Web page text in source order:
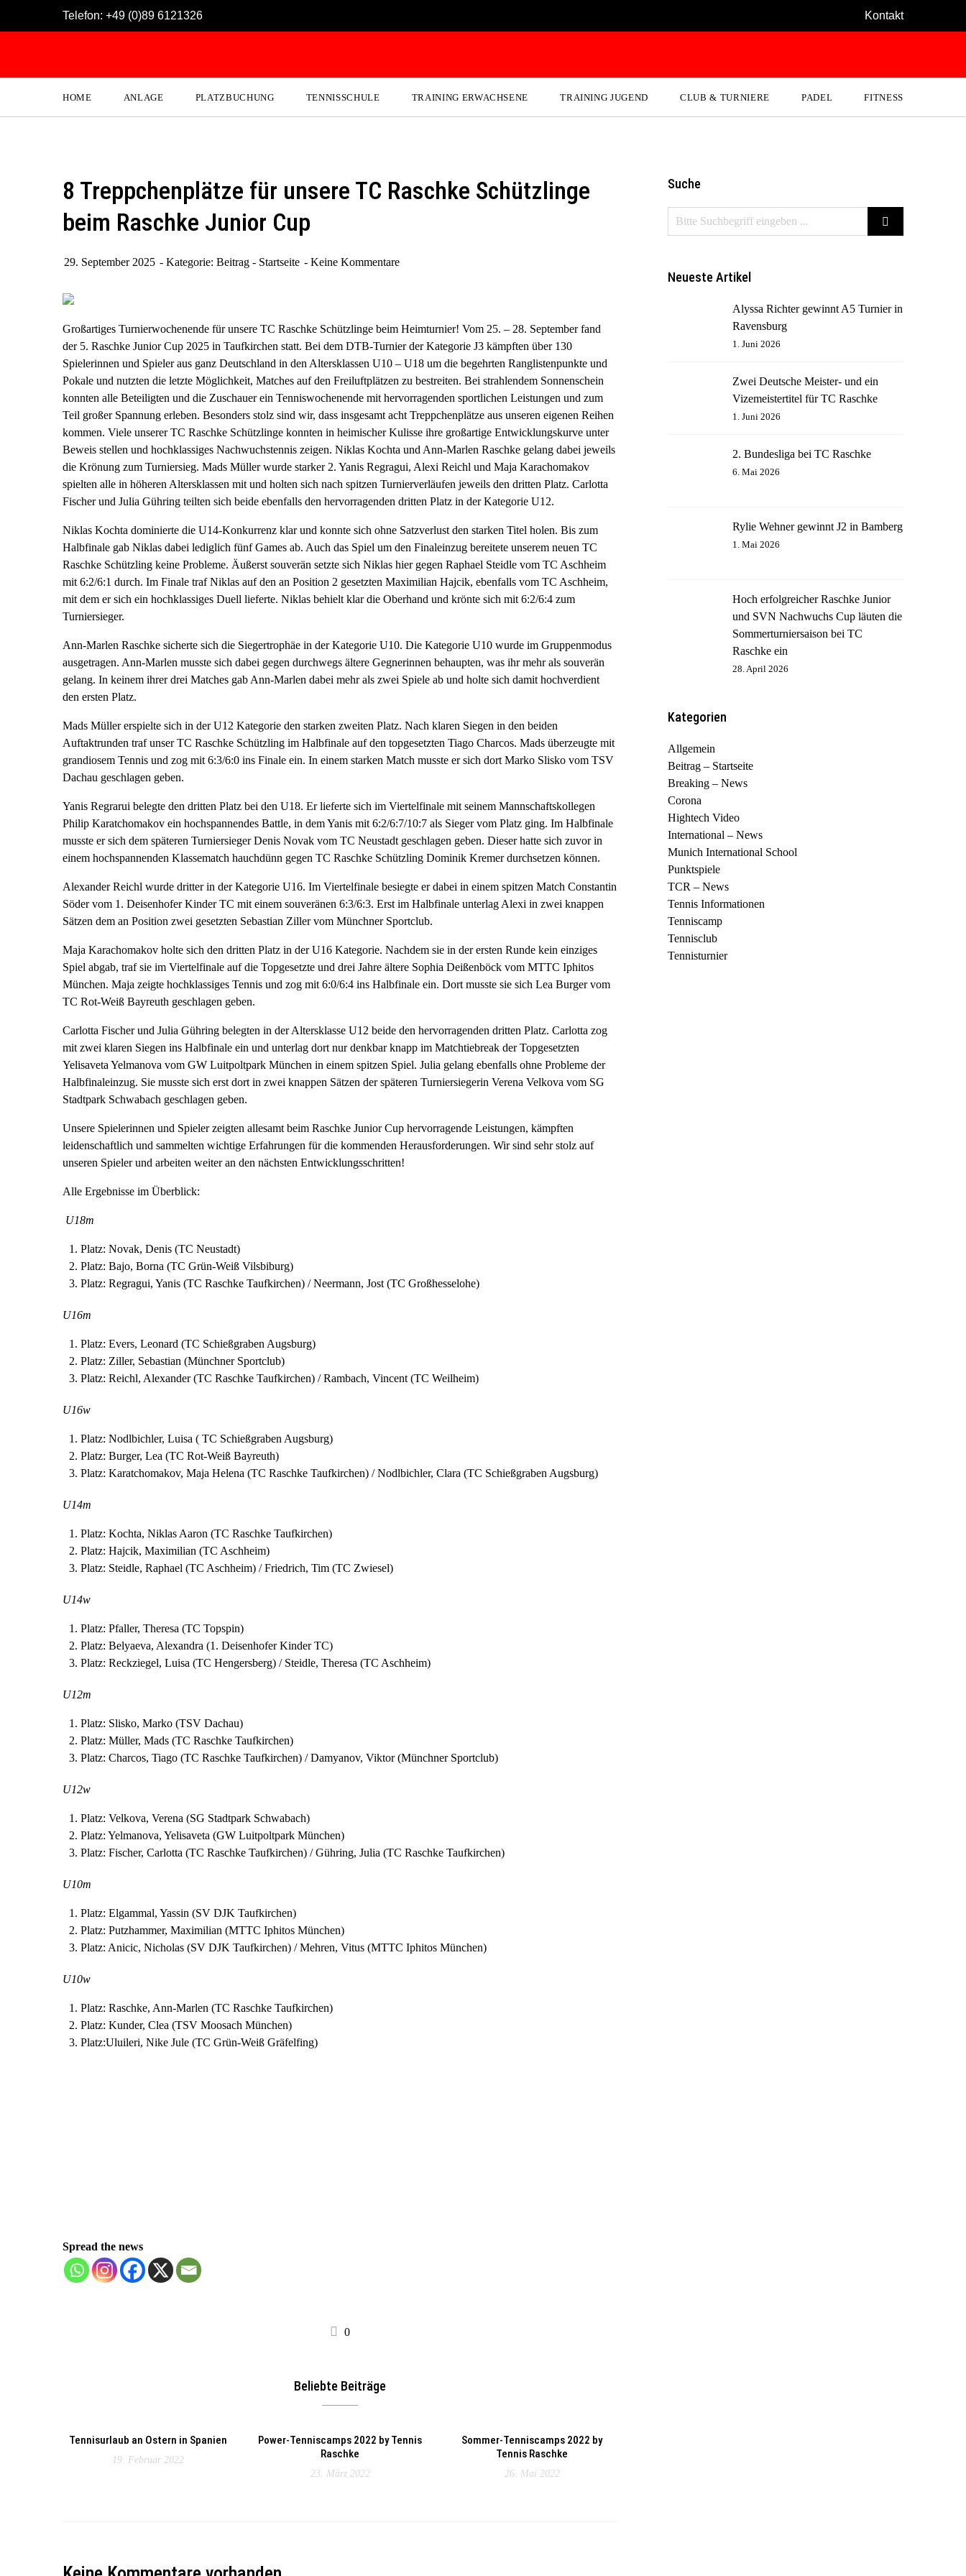
Telefon: +49 (0)89 6121326 Kontakt
HOME ANLAGE PLATZBUCHUNG TENNISSCHULE TRAINING ERWACHSENE TRAINING JUGEND CLUB & TURNIERE PADEL FITNESS
8 Treppchenplätze für unsere TC Raschke Schützlinge
beim Raschke Junior Cup
29. September 2025 Kategorie: Beitrag - Startseite Keine Kommentare
Großartiges Turnierwochenende für unsere TC Raschke Schützlinge beim Heimturnier! Vom 25. – 28. September fand
der 5. Raschke Junior Cup 2025 in Taufkirchen statt. Bei dem DTB-Turnier der Kategorie J3 kämpften über 130
Spielerinnen und Spieler aus ganz Deutschland in den Altersklassen U10 – U18 um die begehrten Ranglistenpunkte und
Pokale und nutzten die letzte Möglichkeit, Matches auf den Freiluftplätzen zu bestreiten. Bei strahlendem Sonnenschein
konnten alle Beteiligten und die Zuschauer ein Tenniswochenende mit hervorragenden sportlichen Leistungen und zum
Teil großer Spannung erleben. Besonders stolz sind wir, dass insgesamt acht Treppchenplätze aus unseren eigenen Reihen
kommen. Viele unserer TC Raschke Schützlinge konnten in heimischer Kulisse ihre großartige Entwicklungskurve unter
Beweis stellen und hochklassiges Nachwuchstennis zeigen. Niklas Kochta und Ann-Marlen Raschke gelang dabei jeweils
die Krönung zum Turniersieg. Mads Müller wurde starker 2. Yanis Regragui, Alexi Reichl und Maja Karachomakov
spielten alle in höheren Altersklassen mit und holten sich nach spitzen Turnierverläufen jeweils den dritten Platz. Carlotta
Fischer und Julia Gühring teilten sich beide ebenfalls den hervorragenden dritten Platz in der Kategorie U12.
Niklas Kochta dominierte die U14-Konkurrenz klar und konnte sich ohne Satzverlust den starken Titel holen. Bis zum
Halbfinale gab Niklas dabei lediglich fünf Games ab. Auch das Spiel um den Finaleinzug bereitete unserem neuen TC
Raschke Schützling keine Probleme. Äußerst souverän setzte sich Niklas hier gegen Raphael Steidle vom TC Aschheim
mit 6:2/6:1 durch. Im Finale traf Niklas auf den an Position 2 gesetzten Maximilian Hajcik, ebenfalls vom TC Aschheim,
mit dem er sich ein hochklassiges Duell lieferte. Niklas behielt klar die Oberhand und krönte sich mit 6:2/6:4 zum
Turniersieger.
Ann-Marlen Raschke sicherte sich die Siegertrophäe in der Kategorie U10. Die Kategorie U10 wurde im Gruppenmodus
ausgetragen. Ann-Marlen musste sich dabei gegen durchwegs ältere Gegnerinnen behaupten, was ihr mehr als souverän
gelang. In keinem ihrer drei Matches gab Ann-Marlen dabei mehr als zwei Spiele ab und holte sich damit hochverdient
den ersten Platz.
Mads Müller erspielte sich in der U12 Kategorie den starken zweiten Platz. Nach klaren Siegen in den beiden
Auftaktrunden traf unser TC Raschke Schützling im Halbfinale auf den topgesetzten Tiago Charcos. Mads überzeugte mit
grandiosem Tennis und zog mit 6:3/6:0 ins Finale ein. In einem starken Match musste er sich dort Marko Slisko vom TSV
Dachau geschlagen geben.
Yanis Regrarui belegte den dritten Platz bei den U18. Er lieferte sich im Viertelfinale mit seinem Mannschaftskollegen
Philip Karatchomakov ein hochspannendes Battle, in dem Yanis mit 6:2/6:7/10:7 als Sieger vom Platz ging. Im Halbfinale
musste er sich dem späteren Turniersieger Denis Novak vom TC Neustadt geschlagen geben. Dieser hatte sich zuvor in
einem hochspannenden Klassematch hauchdünn gegen TC Raschke Schützling Dominik Kremer durchsetzen können.
Alexander Reichl wurde dritter in der Kategorie U16. Im Viertelfinale besiegte er dabei in einem spitzen Match Constantin
Söder vom 1. Deisenhofer Kinder TC mit einem souveränen 6:3/6:3. Erst im Halbfinale unterlag Alexi in zwei knappen
Sätzen dem an Position zwei gesetzten Sebastian Ziller vom Münchner Sportclub.
Maja Karachomakov holte sich den dritten Platz in der U16 Kategorie. Nachdem sie in der ersten Runde kein einziges
Spiel abgab, traf sie im Viertelfinale auf die Topgesetzte und drei Jahre ältere Sophia Deißenböck vom MTTC Iphitos
München. Maja zeigte hochklassiges Tennis und zog mit 6:0/6:4 ins Halbfinale ein. Dort musste sie sich Lea Burger vom
TC Rot-Weiß Bayreuth geschlagen geben.
Carlotta Fischer und Julia Gühring belegten in der Altersklasse U12 beide den hervorragenden dritten Platz. Carlotta zog
mit zwei klaren Siegen ins Halbfinale ein und unterlag dort nur denkbar knapp im Matchtiebreak der Topgesetzten
Yelisaveta Yelmanova vom GW Luitpoltpark München in einem spitzen Spiel. Julia gelang ebenfalls ohne Probleme der
Halbfinaleinzug. Sie musste sich erst dort in zwei knappen Sätzen der späteren Turniersiegerin Verena Velkova vom SG
Stadtpark Schwabach geschlagen geben.
Unsere Spielerinnen und Spieler zeigten allesamt beim Raschke Junior Cup hervorragende Leistungen, kämpften
leidenschaftlich und sammelten wichtige Erfahrungen für die kommenden Herausforderungen. Wir sind sehr stolz auf
unseren Spieler und arbeiten weiter an den nächsten Entwicklungsschritten!
Alle Ergebnisse im Überblick:
U18m
Platz: Novak, Denis (TC Neustadt)
Platz: Bajo, Borna (TC Grün-Weiß Vilsbiburg)
Platz: Regragui, Yanis (TC Raschke Taufkirchen) / Neermann, Jost (TC Großhesselohe)
U16m
Platz: Evers, Leonard (TC Schießgraben Augsburg)
Platz: Ziller, Sebastian (Münchner Sportclub)
Platz: Reichl, Alexander (TC Raschke Taufkirchen) / Rambach, Vincent (TC Weilheim)
U16w
Platz: Nodlbichler, Luisa ( TC Schießgraben Augsburg)
Platz: Burger, Lea (TC Rot-Weiß Bayreuth)
Platz: Karatchomakov, Maja Helena (TC Raschke Taufkirchen) / Nodlbichler, Clara (TC Schießgraben Augsburg)
U14m
Platz: Kochta, Niklas Aaron (TC Raschke Taufkirchen)
Platz: Hajcik, Maximilian (TC Aschheim)
Platz: Steidle, Raphael (TC Aschheim) / Friedrich, Tim (TC Zwiesel)
U14w
Platz: Pfaller, Theresa (TC Topspin)
Platz: Belyaeva, Alexandra (1. Deisenhofer Kinder TC)
Platz: Reckziegel, Luisa (TC Hengersberg) / Steidle, Theresa (TC Aschheim)
U12m
Platz: Slisko, Marko (TSV Dachau)
Platz: Müller, Mads (TC Raschke Taufkirchen)
Platz: Charcos, Tiago (TC Raschke Taufkirchen) / Damyanov, Viktor (Münchner Sportclub)
U12w
Platz: Velkova, Verena (SG Stadtpark Schwabach)
Platz: Yelmanova, Yelisaveta (GW Luitpoltpark München)
Platz: Fischer, Carlotta (TC Raschke Taufkirchen) / Gühring, Julia (TC Raschke Taufkirchen)
U10m
Platz: Elgammal, Yassin (SV DJK Taufkirchen)
Platz: Putzhammer, Maximilian (MTTC Iphitos München)
Platz: Anicic, Nicholas (SV DJK Taufkirchen) / Mehren, Vitus (MTTC Iphitos München)
U10w
Platz: Raschke, Ann-Marlen (TC Raschke Taufkirchen)
Platz: Kunder, Clea (TSV Moosach München)
Platz:Uluileri, Nike Jule (TC Grün-Weiß Gräfelfing)
Spread the news
0
Beliebte Beiträge
Tennisurlaub an Ostern in Spanien
19. Februar 2022
Power-Tenniscamps 2022 by Tennis
Raschke
23. März 2022
Sommer-Tenniscamps 2022 by
Tennis Raschke
26. Mai 2022
Suche
Neueste Artikel
Alyssa Richter gewinnt A5 Turnier in
Ravensburg
1. Juni 2026
Zwei Deutsche Meister- und ein
Vizemeistertitel für TC Raschke
1. Juni 2026
2. Bundesliga bei TC Raschke
6. Mai 2026
Rylie Wehner gewinnt J2 in Bamberg
1. Mai 2026
Hoch erfolgreicher Raschke Junior
und SVN Nachwuchs Cup läuten die
Sommerturniersaison bei TC
Raschke ein
28. April 2026
Kategorien
Allgemein
Beitrag – Startseite
Breaking – News
Corona
Hightech Video
International – News
Munich International School
Punktspiele
TCR – News
Tennis Informationen
Tenniscamp
Tennisclub
Tennisturnier